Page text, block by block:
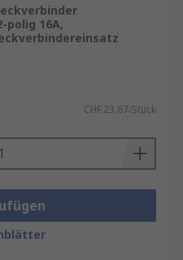
polig 16A,
CHF.23.67/Stück